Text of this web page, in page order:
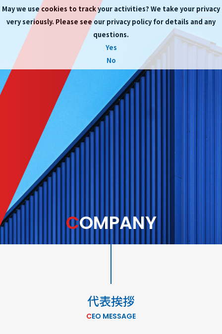
COMPANY
代表挨拶
CEO MESSAGE
May we use cookies to track your activities? We take your privacy
very seriously. Please see our privacy policy for details and any
questions.
Yes
No